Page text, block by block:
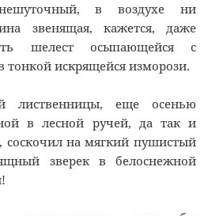
в воздухе ни
звенящая, кажется, даже
шелест осыпающейся с
тонкой искрящейся изморози.
лиственницы, еще осенью
в лесной ручей, да так и
соскочил на мягкий пушистый
зверек в белоснежной